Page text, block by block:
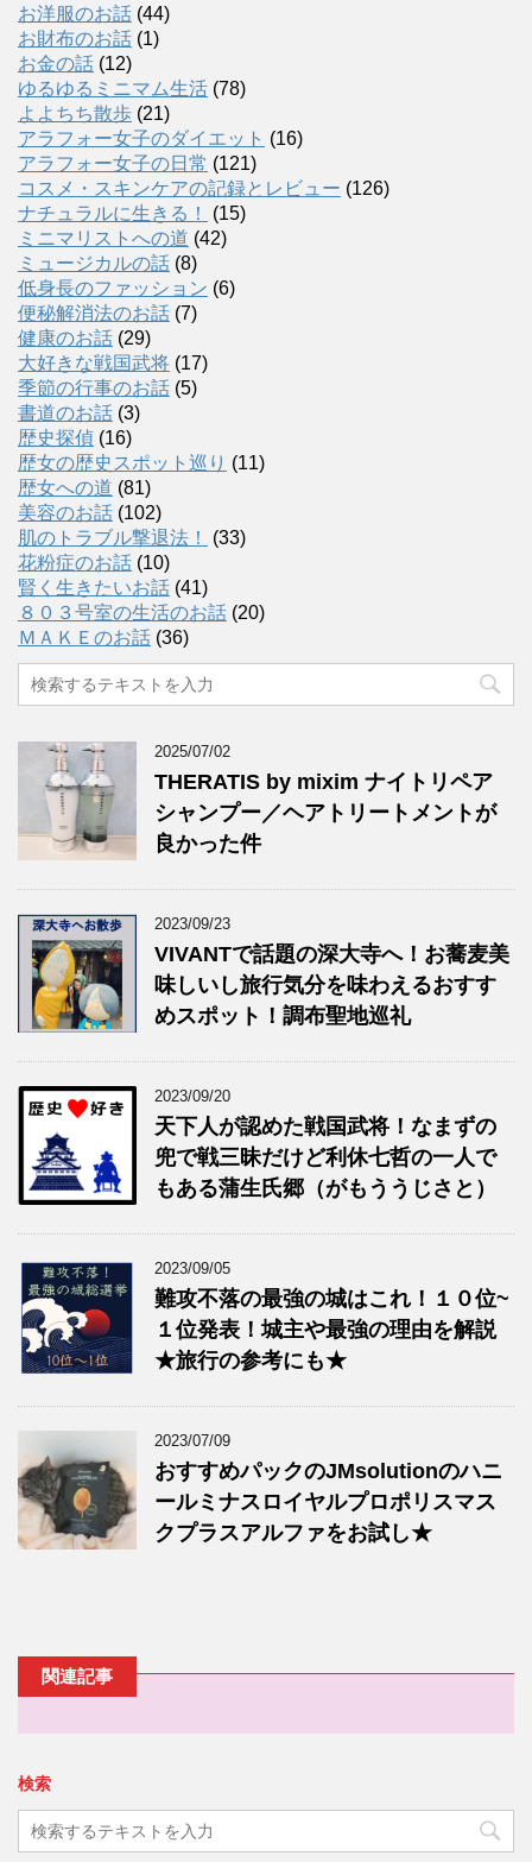
お洋服のお話 (44)
お財布のお話 (1)
お金の話 (12)
ゆるゆるミニマム生活 (78)
よよちち散歩 (21)
アラフォー女子のダイエット (16)
アラフォー女子の日常 (121)
コスメ・スキンケアの記録とレビュー (126)
ナチュラルに生きる！
(15)
ミニマリストへの道 (42)
ミュージカルの話 (8)
低身長のファッション (6)
便秘解消法のお話 (7)
健康のお話 (29)
大好きな戦国武将 (17)
季節の行事のお話 (5)
書道のお話 (3)
歴史探偵 (16)
歴女の歴史スポット巡り (11)
歴女への道 (81)
美容のお話 (102)
肌のトラブル撃退法！
(33)
花粉症のお話 (10)
賢く生きたいお話 (41)
８０３号室の生活のお話 (20)
ＭＡＫＥのお話 (36)
2025/07/02
THERATIS by mixim ナイトリペア
シャンプー／ヘアトリートメントが
良かった件
2023/09/23
VIVANTで話題の深大寺へ！お蕎麦美
味しいし旅行気分を味わえるおすす
めスポット！調布聖地巡礼
2023/09/20
天下人が認めた戦国武将！なまずの
兜で戦三昧だけど利休七哲の一人で
もある蒲生氏郷（がもううじさと）
2023/09/05
難攻不落の最強の城はこれ！１０位~
１位発表！城主や最強の理由を解説
★旅行の参考にも★
2023/07/09
おすすめパックのJMsolutionのハニ
ールミナスロイヤルプロポリスマス
クプラスアルファをお試し★
関連記事
検索